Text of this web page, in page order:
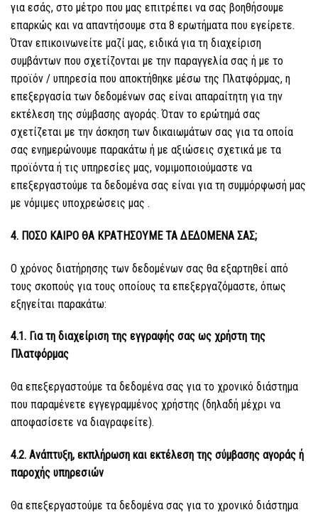
για εσάς, στο μέτρο που μας επιτρέπει να σας βοηθήσουμε
επαρκώς και να απαντήσουμε στα 8 ερωτήματα που εγείρετε.
Όταν επικοινωνείτε μαζί μας, ειδικά για τη διαχείριση
συμβάντων που σχετίζονται με την παραγγελία σας ή με το
προϊόν / υπηρεσία που αποκτήθηκε μέσω της Πλατφόρμας, η
επεξεργασία των δεδομένων σας είναι απαραίτητη για την
εκτέλεση της σύμβασης αγοράς. Όταν το ερώτημά σας
σχετίζεται με την άσκηση των δικαιωμάτων σας για τα οποία
σας ενημερώνουμε παρακάτω ή με αξιώσεις σχετικά με τα
προϊόντα ή τις υπηρεσίες μας, νομιμοποιούμαστε να
επεξεργαστούμε τα δεδομένα σας είναι για τη συμμόρφωσή μας
με νόμιμες υποχρεώσεις μας .
4. ΠΟΣΟ ΚΑΙΡΟ ΘΑ ΚΡΑΤΗΣΟΥΜΕ ΤΑ ΔΕΔΟΜΕΝΑ ΣΑΣ;
Ο χρόνος διατήρησης των δεδομένων σας θα εξαρτηθεί από
τους σκοπούς για τους οποίους τα επεξεργαζόμαστε, όπως
εξηγείται παρακάτω:
4.1. Για τη διαχείριση της εγγραφής σας ως χρήστη της
Πλατφόρμας
Θα επεξεργαστούμε τα δεδομένα σας για το χρονικό διάστημα
που παραμένετε εγγεγραμμένος χρήστης (δηλαδή μέχρι να
αποφασίσετε να διαγραφείτε).
4.2. Ανάπτυξη, εκπλήρωση και εκτέλεση της σύμβασης αγοράς ή
παροχής υπηρεσιών
Θα επεξεργαστούμε τα δεδομένα σας για το χρονικό διάστημα